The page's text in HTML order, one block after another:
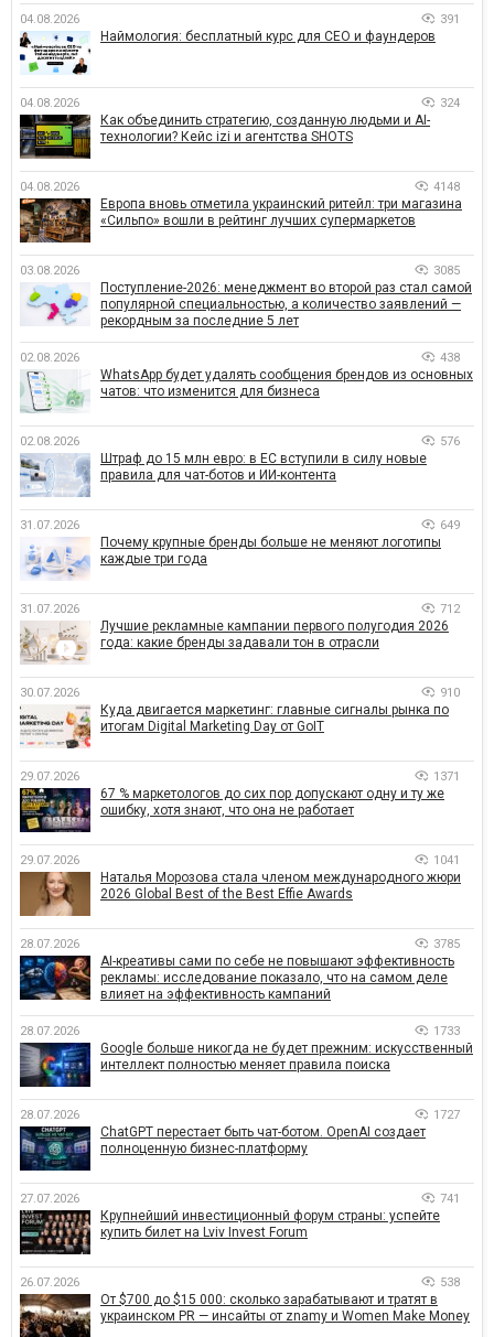
04.08.2026 391
Наймология: бесплатный курс для CEO и фаундеров
04.08.2026 324
Как объединить стратегию, созданную людьми и AI-
технологии? Кейс izi и агентства SHOTS
04.08.2026 4148
Европа вновь отметила украинский ритейл: три магазина
«Сильпо» вошли в рейтинг лучших супермаркетов
03.08.2026 3085
Поступление-2026: менеджмент во второй раз стал самой
популярной специальностью, а количество заявлений —
рекордным за последние 5 лет
02.08.2026 438
WhatsApp будет удалять сообщения брендов из основных
чатов: что изменится для бизнеса
02.08.2026 576
Штраф до 15 млн евро: в ЕС вступили в силу новые
правила для чат-ботов и ИИ-контента
31.07.2026 649
Почему крупные бренды больше не меняют логотипы
каждые три года
31.07.2026 712
Лучшие рекламные кампании первого полугодия 2026
года: какие бренды задавали тон в отрасли
30.07.2026 910
Куда двигается маркетинг: главные сигналы рынка по
итогам Digital Marketing Day от GoIT
29.07.2026 1371
67 % маркетологов до сих пор допускают одну и ту же
ошибку, хотя знают, что она не работает
29.07.2026 1041
Наталья Морозова стала членом международного жюри
2026 Global Best of the Best Effie Awards
28.07.2026 3785
AI-креативы сами по себе не повышают эффективность
рекламы: исследование показало, что на самом деле
влияет на эффективность кампаний
28.07.2026 1733
Google больше никогда не будет прежним: искусственный
интеллект полностью меняет правила поиска
28.07.2026 1727
ChatGPT перестает быть чат-ботом. OpenAI создает
полноценную бизнес-платформу
27.07.2026 741
Крупнейший инвестиционный форум страны: успейте
купить билет на Lviv Invest Forum
26.07.2026 538
От $700 до $15 000: сколько зарабатывают и тратят в
украинском PR — инсайты от znamy и Women Make Money